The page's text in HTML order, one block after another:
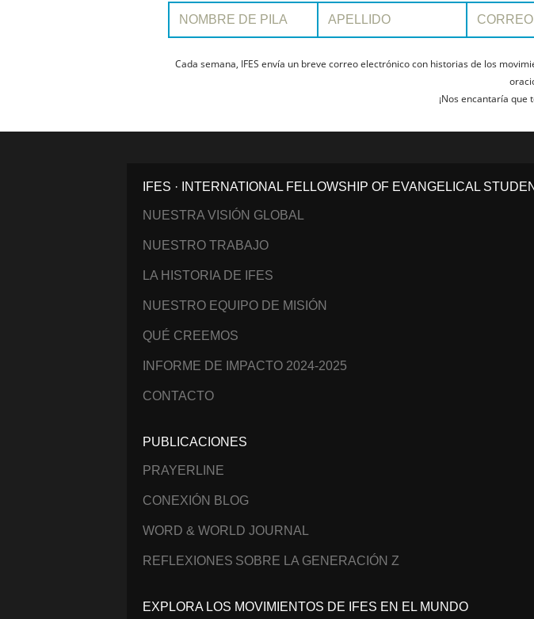
Nombre de pila: Apellido: Correo
Cada semana, IFES envía un breve correo electrónico con historias de los
¡Nos encantaría que
IFES · INTERNATIONAL FELLOWSHIP OF EVANGELICAL
NUESTRA VISIÓN GLOBAL
NUESTRO TRABAJO
LA HISTORIA DE IFES
NUESTRO EQUIPO DE MISIÓN
QUÉ CREEMOS
INFORME DE IMPACTO 2024-2025
CONTACTO
PUBLICACIONES
PRAYERLINE
CONEXIÓN BLOG
WORD & WORLD JOURNAL
REFLEXIONES SOBRE LA GENERACIÓN Z
EXPLORA LOS MOVIMIENTOS DE IFES EN EL MUNDO